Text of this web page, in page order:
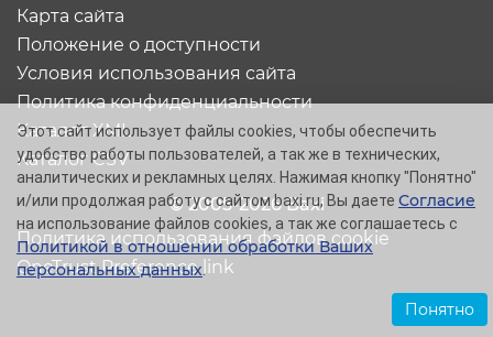
© 2005-2026 Baxi
Карта сайта
Положение о доступности
Условия использования сайта
Политика конфиденциальности
Каталог XML
Каталог CSV
Политика использования файлов cookie
OneTrust Preference link
Этот сайт использует файлы cookies, чтобы обеспечить
удобство работы пользователей, а так же в технических,
аналитических и рекламных целях. Нажимая кнопку "Понятно"
и/или продолжая работу с сайтом baxi.ru, Вы даете Согласие
на использование файлов cookies, а так же соглашаетесь с
Политикой в отношении обработки Ваших
персональных данных.
Понятно